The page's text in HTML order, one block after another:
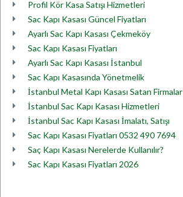
Profil Kör Kasa Satışı Hizmetleri
Sac Kapı Kasası Güncel Fiyatları
Ayarlı Sac Kapı Kasası Çekmeköy
Sac Kapı Kasası Fiyatları
Ayarlı Sac Kapı Kasası İstanbul
Sac Kapı Kasasında Yönetmelik
İstanbul Metal Kapı Kasası Satan Firmalar
İstanbul Sac Kapı Kasası Hizmetleri
İstanbul Sac Kapı Kasası İmalatı, Satışı
Sac Kapı Kasası Fiyatları 0532 490 7694
Saç Kapı Kasası Nerelerde Kullanılır?
Sac Kapı Kasası Fiyatları 2026